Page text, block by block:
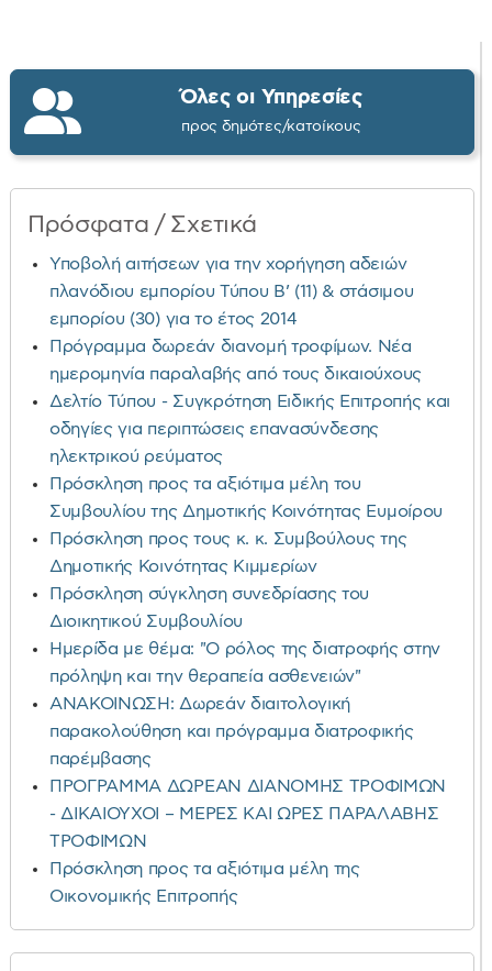
Όλες οι Υπηρεσίες
προς δημότες/κατοίκους
Πρόσφατα / Σχετικά
Υποβολή αιτήσεων για την χορήγηση αδειών
πλανόδιου εμπορίου Τύπου Β’ (11) & στάσιμου
εμπορίου (30) για το έτος 2014
Πρόγραμμα δωρεάν διανομή τροφίμων. Νέα
ημερομηνία παραλαβής από τους δικαιούχους
Δελτίο Τύπου - Συγκρότηση Ειδικής Επιτροπής και
οδηγίες για περιπτώσεις επανασύνδεσης
ηλεκτρικού ρεύματος
Πρόσκληση προς τα αξιότιμα μέλη του
Συμβουλίου της Δημοτικής Κοινότητας Ευμοίρου
Πρόσκληση προς τους κ. κ. Συμβούλους της
Δημοτικής Κοινότητας Κιμμερίων
Πρόσκληση σύγκληση συνεδρίασης του
Διοικητικού Συμβουλίου
Ημερίδα με θέμα: "Ο ρόλος της διατροφής στην
πρόληψη και την θεραπεία ασθενειών"
ΑΝΑΚΟΙΝΩΣΗ: Δωρεάν διαιτολογική
παρακολούθηση και πρόγραμμα διατροφικής
παρέμβασης
ΠΡΟΓΡΑΜΜΑ ΔΩΡΕΑΝ ΔΙΑΝΟΜΗΣ ΤΡΟΦΙΜΩΝ
- ΔΙΚΑΙΟΥΧΟΙ – ΜΕΡΕΣ ΚΑΙ ΩΡΕΣ ΠΑΡΑΛΑΒΗΣ
ΤΡΟΦΙΜΩΝ
Πρόσκληση προς τα αξιότιμα μέλη της
Οικονομικής Επιτροπής